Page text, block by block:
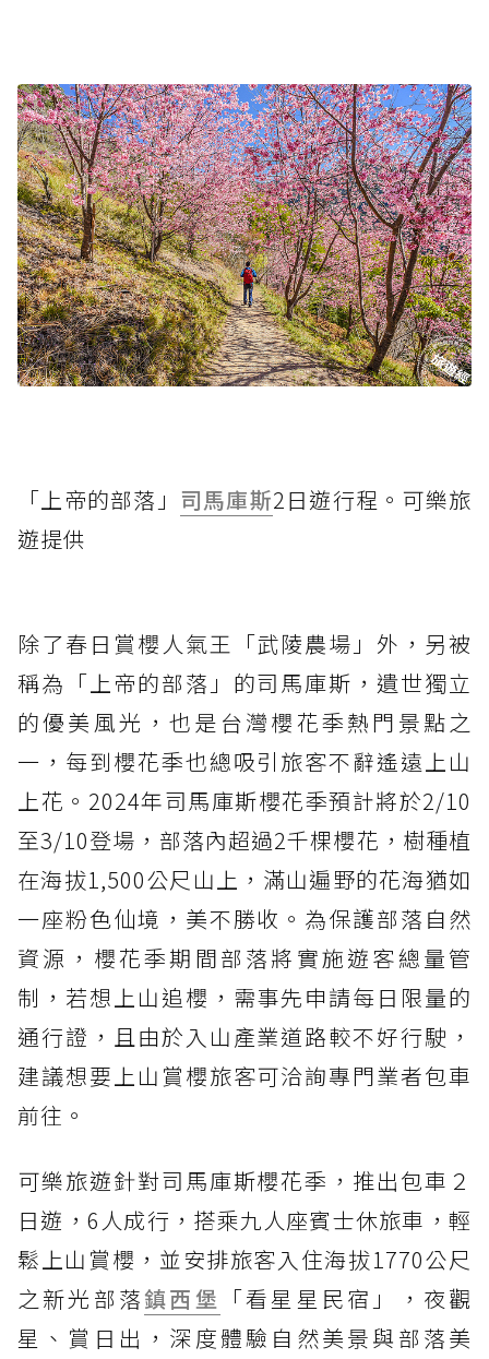
「上帝的部落」 司馬庫斯2日遊行程。可樂旅
遊提供
除了春日賞櫻人氣王「武陵農場」外，另被
稱為「上帝的部落」的司馬庫斯，遺世獨立
的優美風光，也是台灣櫻花季熱門景點之
一，每到櫻花季也總吸引旅客不辭遙遠上山
上花。2024年司馬庫斯櫻花季預計將於2/10
至3/10登場，部落內超過2千棵櫻花，樹種植
在海拔1,500公尺山上，滿山遍野的花海猶如
一座粉色仙境，美不勝收。為保護部落自然
資源，櫻花季期間部落將實施遊客總量管
制，若想上山追櫻，需事先申請每日限量的
通行證，且由於入山產業道路較不好行駛，
建議想要上山賞櫻旅客可洽詢專門業者包車
前往。
可樂旅遊針對司馬庫斯櫻花季，推出包車２
日遊，6人成行，搭乘九人座賓士休旅車，輕
鬆上山賞櫻，並安排旅客入住海拔1770公尺
之新光部落鎮西堡 「看星星民宿」，夜觀
星、賞日出，深度體驗自然美景與部落美